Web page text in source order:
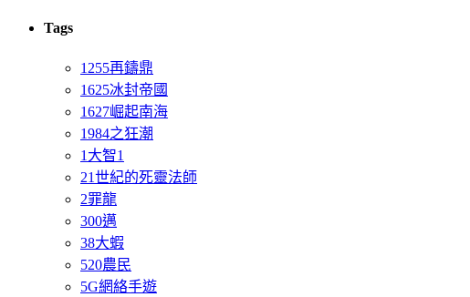
Tags
1255再鑄鼎
1625冰封帝國
1627崛起南海
1984之狂潮
1大智1
21世紀的死靈法師
2罪龍
300邁
38大蝦
520農民
5G網絡手遊